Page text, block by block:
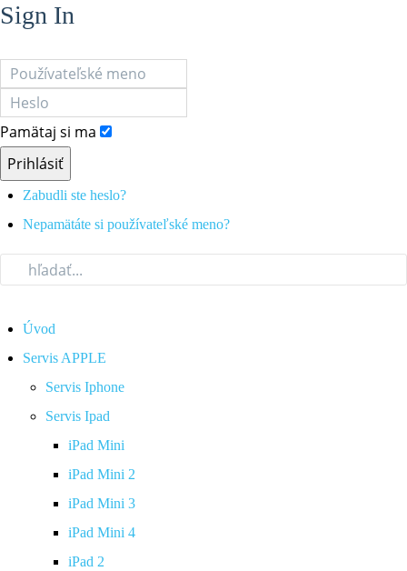
Sign In
Pamätaj si ma
Prihlásiť
Zabudli ste heslo?
Nepamätáte si používateľské meno?
Úvod
Servis APPLE
Servis Iphone
Servis Ipad
iPad Mini
iPad Mini 2
iPad Mini 3
iPad Mini 4
iPad 2